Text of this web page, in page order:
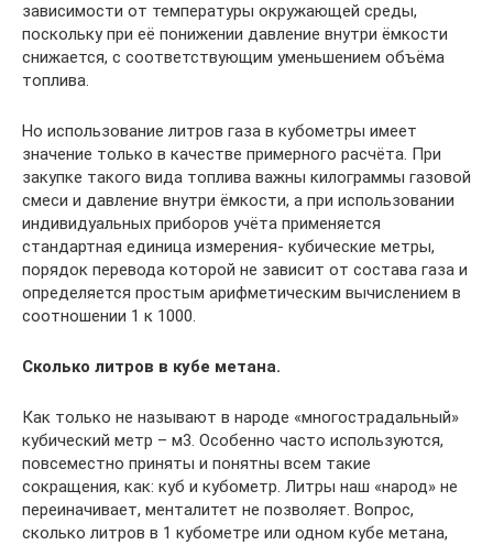
зависимости от температуры окружающей среды,
поскольку при её понижении давление внутри ёмкости
снижается, с соответствующим уменьшением объёма
топлива.
Но использование литров газа в кубометры имеет
значение только в качестве примерного расчёта. При
закупке такого вида топлива важны килограммы газовой
смеси и давление внутри ёмкости, а при использовании
индивидуальных приборов учёта применяется
стандартная единица измерения- кубические метры,
порядок перевода которой не зависит от состава газа и
определяется простым арифметическим вычислением в
соотношении 1 к 1000.
Сколько литров в кубе метана.
Как только не называют в народе «многострадальный»
кубический метр – м3. Особенно часто используются,
повсеместно приняты и понятны всем такие
сокращения, как: куб и кубометр. Литры наш «народ» не
переиначивает, менталитет не позволяет. Вопрос,
сколько литров в 1 кубометре или одном кубе метана,